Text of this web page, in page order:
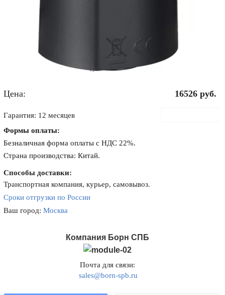
Цена: 16526 руб.
Гарантия: 12 месяцев
Формы оплаты:
Безналичная форма оплаты с НДС 22%.
Страна производства: Китай.
Способы доставки:
Транспортная компания, курьер, самовывоз.
Сроки отгрузки по России
Ваш город:Москва
Компания Борн СПБ
Почта для связи:
sales@born-spb.ru